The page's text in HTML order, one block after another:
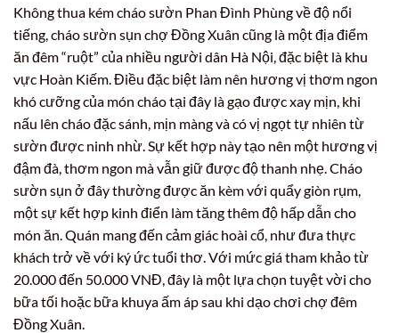
Không thua kém cháo sườn Phan Đình Phùng về độ nổi
tiếng, cháo sườn sụn chợ Đồng Xuân cũng là một địa điểm
ăn đêm “ruột” của nhiều người dân Hà Nội, đặc biệt là khu
vực Hoàn Kiếm. Điều đặc biệt làm nên hương vị thơm ngon
khó cưỡng của món cháo tại đây là gạo được xay mịn, khi
nấu lên cháo đặc sánh, mịn màng và có vị ngọt tự nhiên từ
sườn được ninh nhừ. Sự kết hợp này tạo nên một hương vị
đậm đà, thơm ngon mà vẫn giữ được độ thanh nhẹ. Cháo
sườn sụn ở đây thường được ăn kèm với quẩy giòn rụm,
một sự kết hợp kinh điển làm tăng thêm độ hấp dẫn cho
món ăn. Quán mang đến cảm giác hoài cổ, như đưa thực
khách trở về với ký ức tuổi thơ. Với mức giá tham khảo từ
20.000 đến 50.000 VNĐ, đây là một lựa chọn tuyệt vời cho
bữa tối hoặc bữa khuya ấm áp sau khi dạo chơi chợ đêm
Đồng Xuân.